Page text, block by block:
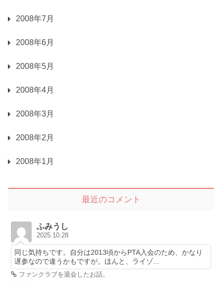
2008年7月
2008年6月
2008年5月
2008年4月
2008年3月
2008年2月
2008年1月
最近のコメント
ふみうし
2025.10.28
同じ気持ちです。自分は2013頃からPTA入会のため、かなり
遅参なので違うかもですが。ほんと、ライゾ...
ファンクラブを退会したお話。